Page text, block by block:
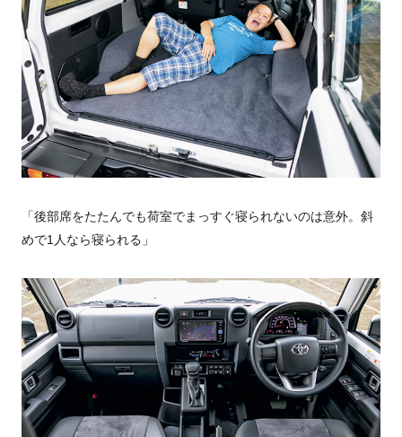
「後部席をたたんでも荷室でまっすぐ寝られないのは意外。斜
めで1人なら寝られる」